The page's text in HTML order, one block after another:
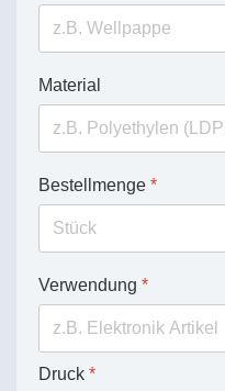
Material
Bestellmenge *
Verwendung *
Druck *